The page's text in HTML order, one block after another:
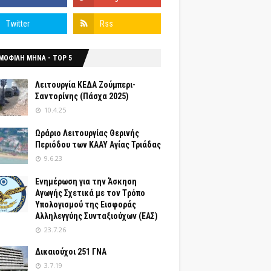
ΜΗΝΑ - TOP 5
Λειτουργία ΚΕΔΑ Ζούμπερι-
Σαντορίνης (Πάσχα 2025)
10.4.25
Ωράριο Λειτουργίας Θερινής
Περιόδου των ΚΑΑΥ Αγίας Τριάδας
9.6.23
Ενημέρωση για την Άσκηση
Αγωγής Σχετικά με τον Tρόπο
Yπολογισμού της Εισφοράς
Αλληλεγγύης Συνταξιούχων (ΕΑΣ)
23.7.26
Δικαιούχοι 251 ΓΝΑ
3.7.19